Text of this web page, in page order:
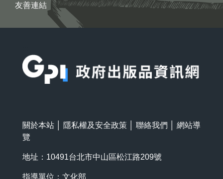
友善連結
關於本站 隱私權及安全政策 聯絡我們
網站導
覽
地址：10491台北市中山區松江路209號
指導單位：文化部